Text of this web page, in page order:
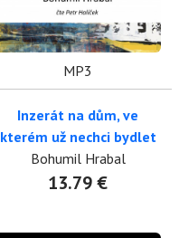
MP3
Inzerát na dům, ve
kterém už nechci bydlet
Bohumil Hrabal
13.79 €